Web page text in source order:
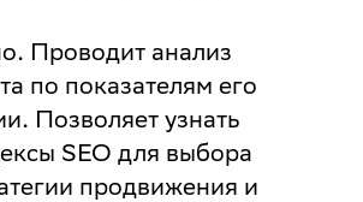
. Проводит анализ
по показателям его
Позволяет узнать
SEO для выбора
продвижения и